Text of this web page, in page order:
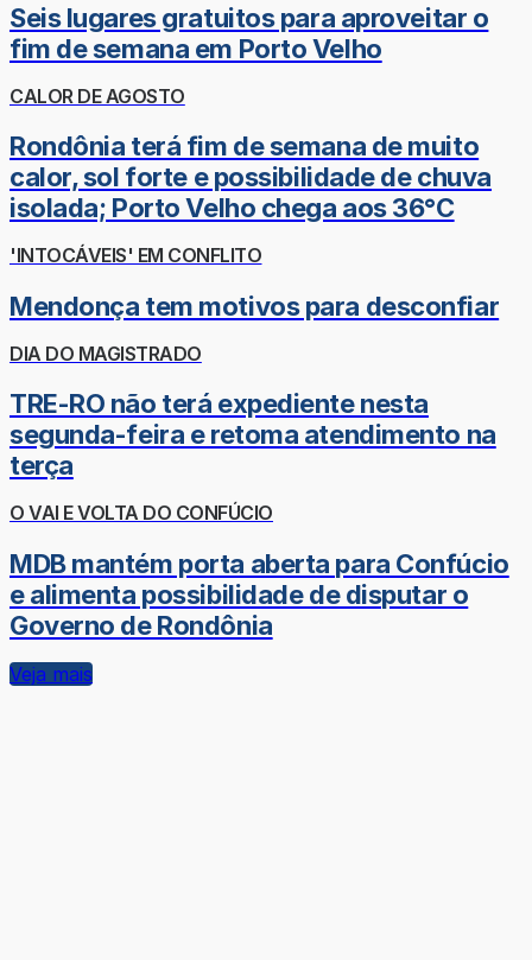
Seis lugares gratuitos para aproveitar o
fim de semana em Porto Velho
CALOR DE AGOSTO
Rondônia terá fim de semana de muito
calor, sol forte e possibilidade de chuva
isolada; Porto Velho chega aos 36°C
'INTOCÁVEIS' EM CONFLITO
Mendonça tem motivos para desconfiar
DIA DO MAGISTRADO
TRE-RO não terá expediente nesta
segunda-feira e retoma atendimento na
terça
O VAI E VOLTA DO CONFÚCIO
MDB mantém porta aberta para Confúcio
e alimenta possibilidade de disputar o
Governo de Rondônia
Veja mais